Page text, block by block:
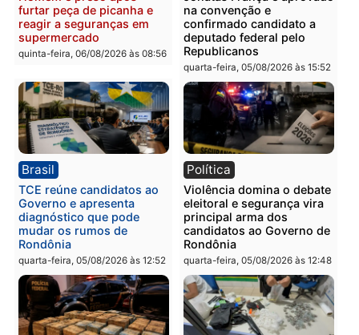
quinta-feira, 06/08/2026 às 09:28 quinta-feira, 06/08/2026 às
Polícia
Homem é esfaqueado no
tórax durante briga com
vizinho no bairro Ulysses
Guimarães
quinta-feira, 06/08/2026 às 09:24
Polícia
Três suspeitos ligados a
facção criminosa são
presos por receptação e
adulteração de veículos
em Porto Velho
quinta-feira, 06/08/2026 às